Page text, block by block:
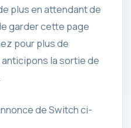
plus en attendant de
garder cette page
pour plus de
la sortie de
de Switch ci-